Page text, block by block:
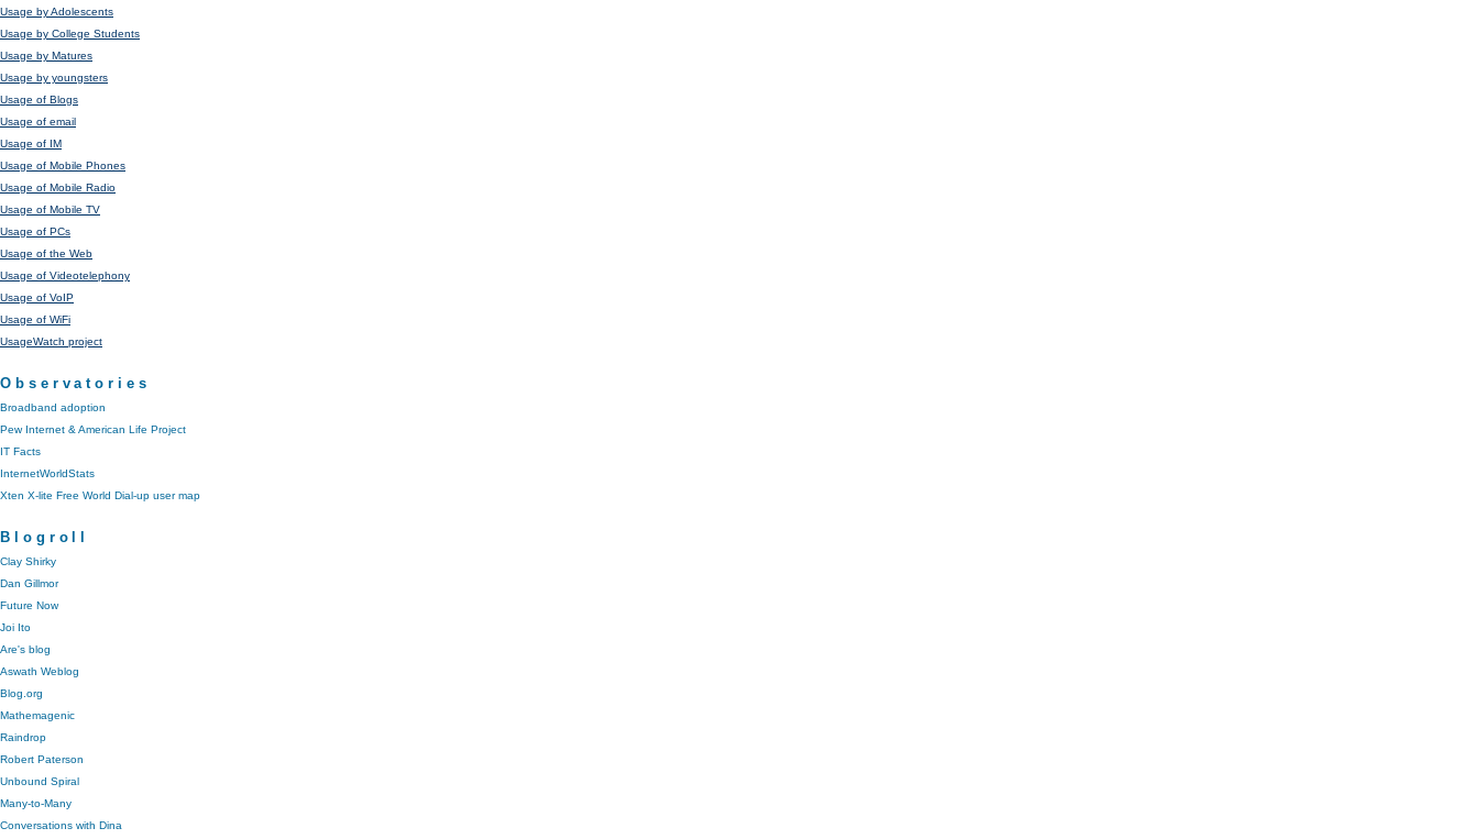
Usage by Adolescents
Usage by College Students
Usage by Matures
Usage by youngsters
Usage of Blogs
Usage of email
Usage of IM
Usage of Mobile Phones
Usage of Mobile Radio
Usage of Mobile TV
Usage of PCs
Usage of the Web
Usage of Videotelephony
Usage of VoIP
Usage of WiFi
UsageWatch project
Observatories
Broadband adoption
Pew Internet & American Life Project
IT Facts
InternetWorldStats
Xten X-lite Free World Dial-up user map
Blogroll
Clay Shirky
Dan Gillmor
Future Now
Joi Ito
Are's blog
Aswath Weblog
Blog.org
Mathemagenic
Raindrop
Robert Paterson
Unbound Spiral
Many-to-Many
Conversations with Dina